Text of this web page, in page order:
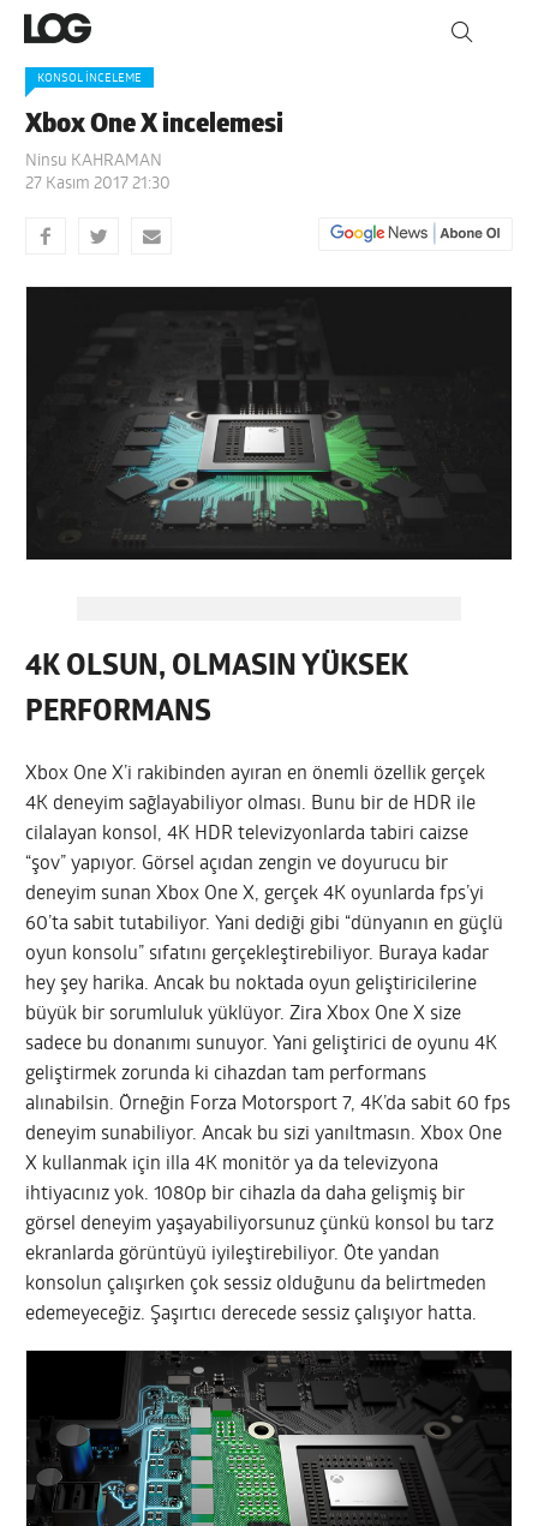
KONSOL İNCELEME
Xbox One X incelemesi
Ninsu KAHRAMAN
27 Kasım 2017 21:30
4K OLSUN, OLMASIN YÜKSEK
PERFORMANS
Xbox One X’i rakibinden ayıran en önemli özellik gerçek
4K deneyim sağlayabiliyor olması. Bunu bir de HDR ile
cilalayan konsol, 4K HDR televizyonlarda tabiri caizse
“şov” yapıyor. Görsel açıdan zengin ve doyurucu bir
deneyim sunan Xbox One X, gerçek 4K oyunlarda fps’yi
60’ta sabit tutabiliyor. Yani dediği gibi “dünyanın en güçlü
oyun konsolu” sıfatını gerçekleştirebiliyor. Buraya kadar
hey şey harika. Ancak bu noktada oyun geliştiricilerine
büyük bir sorumluluk yüklüyor. Zira Xbox One X size
sadece bu donanımı sunuyor. Yani geliştirici de oyunu 4K
geliştirmek zorunda ki cihazdan tam performans
alınabilsin. Örneğin Forza Motorsport 7, 4K’da sabit 60 fps
deneyim sunabiliyor. Ancak bu sizi yanıltmasın. Xbox One
X kullanmak için illa 4K monitör ya da televizyona
ihtiyacınız yok. 1080p bir cihazla da daha gelişmiş bir
görsel deneyim yaşayabiliyorsunuz çünkü konsol bu tarz
ekranlarda görüntüyü iyileştirebiliyor. Öte yandan
konsolun çalışırken çok sessiz olduğunu da belirtmeden
edemeyeceğiz. Şaşırtıcı derecede sessiz çalışıyor hatta.